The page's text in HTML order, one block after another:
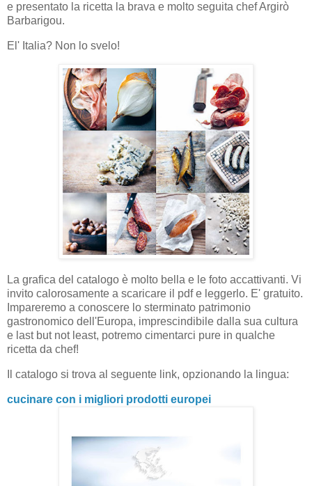
e presentato la ricetta la brava e molto seguita chef Argirò
Barbarigou.
El' Italia? Non lo svelo!
La grafica del catalogo è molto bella e le foto accattivanti. Vi
invito calorosamente a scaricare il pdf e leggerlo. E' gratuito.
Impareremo a conoscere lo sterminato patrimonio
gastronomico dell'Europa, imprescindibile dalla sua cultura
e last but not least, potremo cimentarci pure in qualche
ricetta da chef!
Il catalogo si trova al seguente link, opzionando la lingua:
cucinare con i migliori prodotti europei